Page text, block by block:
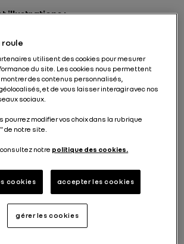
illustrations :
Dominique
roule
utilisent des cookies pour mesurer
du site. Les cookies nous permettent
des contenus personnalisés,
et de vous laisser interagir avec nos
sociaux.
pourrez modifier vos choix dans la rubrique
de notre site.
notre politique des cookies.
cookies accepter les cookies
gérer les cookies